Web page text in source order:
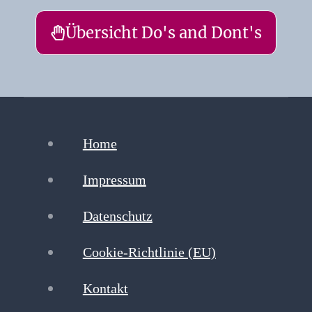
Übersicht Do's and Dont's
Home
Impressum
Datenschutz
Cookie-Richtlinie (EU)
Kontakt